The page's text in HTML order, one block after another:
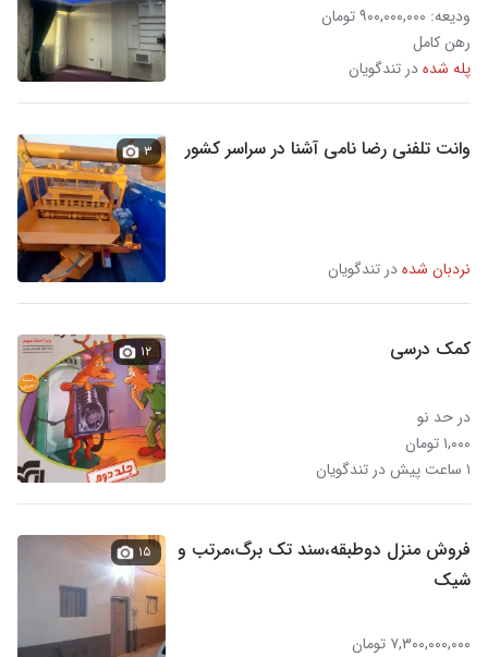
ودیعه: ۹۰۰,۰۰۰,۰۰۰ تومان
رهن کامل
پله شدهدر تندگویان
وانت تلفنی رضا نامی آشنا در سراسر کشور
نردبان شدهدر تندگویان
۳
کمک درسی
در حد نو
۱,۰۰۰ تومان
۱ ساعت پیش در تندگویان
۱۲
فروش منزل دوطبقه،سند تک برگ،مرتب و
شیک
۷,۳۰۰,۰۰۰,۰۰۰ تومان
۱۵